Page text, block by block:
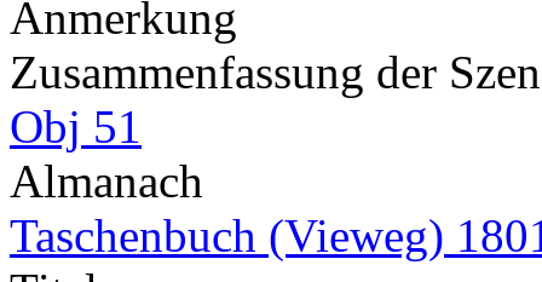
Anmerkung
Zusammenfassung der
Obj 51
Almanach
Taschenbuch (Vieweg)